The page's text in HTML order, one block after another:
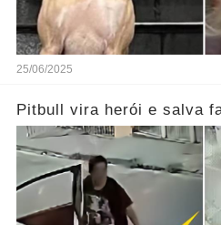
25/06/2025
Pitbull vira herói e salva